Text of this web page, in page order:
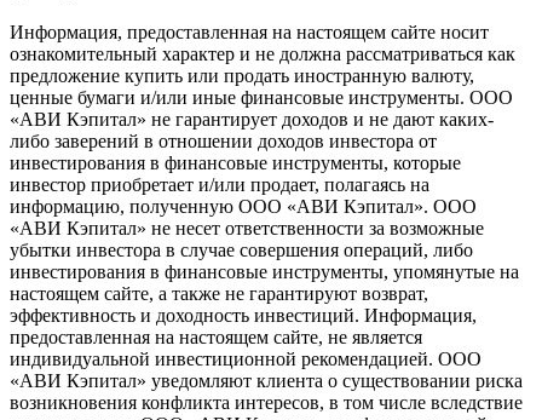
Информация, предоставленная на настоящем сайте носит
ознакомительный характер и не должна рассматриваться как
предложение купить или продать иностранную валюту,
ценные бумаги и/или иные финансовые инструменты. ООО
«АВИ Кэпитал» не гарантирует доходов и не дают каких-
либо заверений в отношении доходов инвестора от
инвестирования в финансовые инструменты, которые
инвестор приобретает и/или продает, полагаясь на
информацию, полученную ООО «АВИ Кэпитал». ООО
«АВИ Кэпитал» не несет ответственности за возможные
убытки инвестора в случае совершения операций, либо
инвестирования в финансовые инструменты, упомянутые на
настоящем сайте, а также не гарантируют возврат,
эффективность и доходность инвестиций. Информация,
предоставленная на настоящем сайте, не является
индивидуальной инвестиционной рекомендацией. ООО
«АВИ Кэпитал» уведомляют клиента о существовании риска
возникновения конфликта интересов, в том числе вследствие